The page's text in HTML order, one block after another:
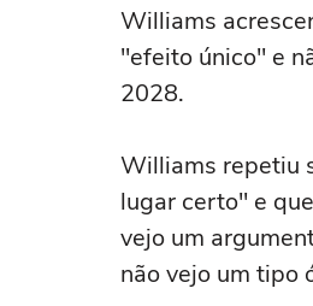
Williams
"efeito único" e
2028.
Williams repetiu
lugar certo" e
vejo um
não vejo um tipo